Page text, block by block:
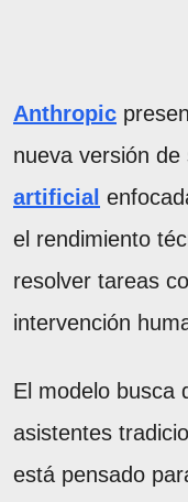
Anthropic
nueva versión
artificial
el rendimiento
resolver tareas
intervención
El modelo busca
asistentes
está pensado